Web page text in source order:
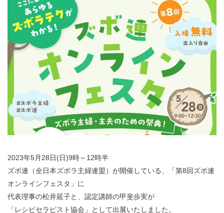
2023年5月28日(日)9時～12時半
ズボ連（全日本ズボラ主婦連盟）が開催している、「第8回ズボ連
オンラインフェスタ」に
代表理事の松井延子と、認定講師の甲斐歩実が
「レシピセラピスト協会」として出展いたしました。